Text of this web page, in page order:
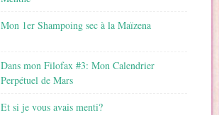
Mon 1er Shampoing sec à la Maïzena
Dans mon Filofax #3: Mon Calendrier
Perpétuel de Mars
Et si je vous avais menti?